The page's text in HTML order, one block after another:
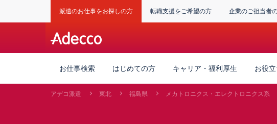
派遣のお仕事をお探しの方 転職支援をご希望の方 企業のご担当者
お仕事検索 はじめての方 キャリア・福利厚生 お役
アデコ派遣 東北 福島県 メカトロニクス・エレクトロニクス系